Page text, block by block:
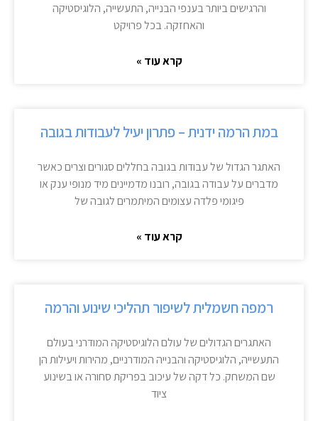
והרגישים ביותר בענפי הבנייה, התעשייה, הלוגיסטיקה
והאחזקה. בכל פרויקט
קרא עוד »
במת הרמה ידנית – פתרון יעיל לעבודות בגובה
האתגר הגדול של עבודות בגובה בחללים סגורים וצרים כאשר
מדברים על עבודה בגובה, רובנו מדמיינים מיד מנופי ענק או
פיגומי פלדה עצומים המיתמרים לגובה של
קרא עוד »
רמפה חשמלית לשיפור תהליכי שינוע והרמה
האתגרים הגדולים של עולם הלוגיסטיקה המודרני בעולם
התעשייה, הלוגיסטיקה והבנייה המודרניים, מהירות ויעילות הן
שם המשחק. כל דקה של עיכוב בפריקת סחורה או בשינוע
ציוד